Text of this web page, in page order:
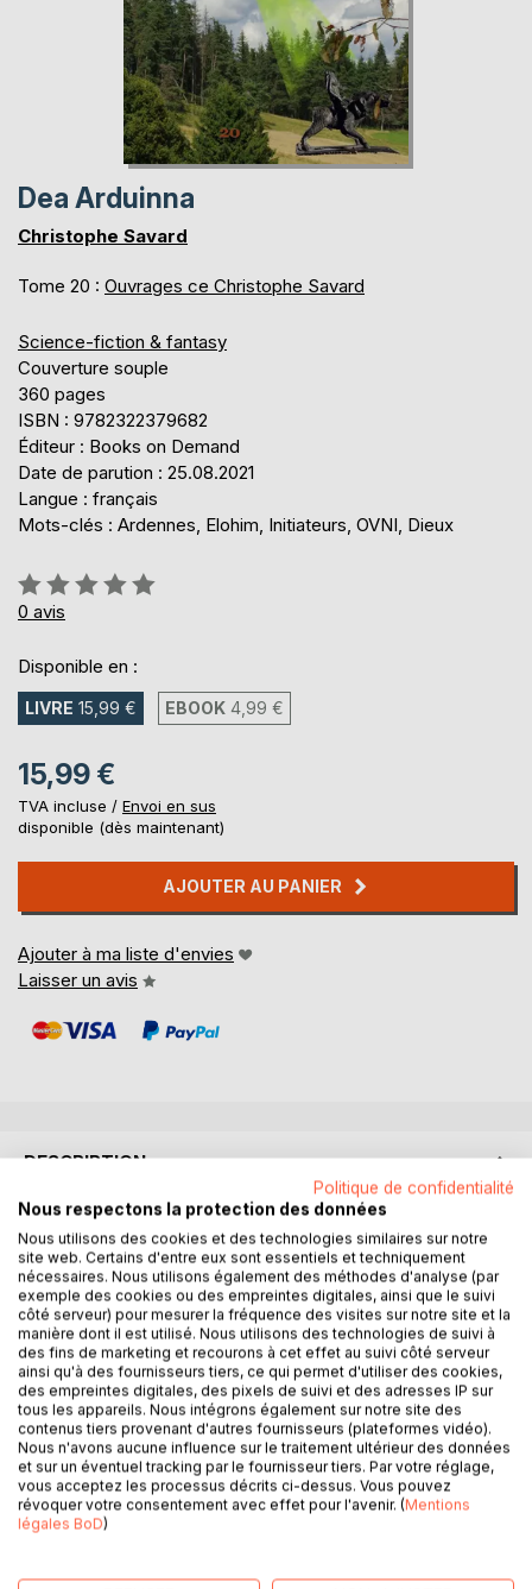
Dea Arduinna
Christophe Savard
Tome 20 : Ouvrages ce Christophe Savard
Science-fiction & fantasy
Couverture souple
360 pages
ISBN : 9782322379682
Éditeur : Books on Demand
Date de parution : 25.08.2021
Langue : français
Mots-clés : Ardennes, Elohim, Initiateurs, OVNI, Dieux
Évaluation:
0%
0 avis
Disponible en :
LIVRE 15,99 € EBOOK 4,99 €
15,99 €
TVA incluse / Envoi en sus
disponible (dès maintenant)
AJOUTER AU PANIER
Ajouter à ma liste d'envies
Laisser un avis
DESCRIPTION
Au début de l'été 1984, peu de temps après sa rencontre
extravagante avec Herbert, Valérie est initiée par ce
dernier à l'ésotérisme. Il lui fait découvrir les traces
laissées dans l'Histoire de l'espèce humaine par les
Initiateurs, principalement en Ardennes. Précisément, un
ami de Herbert vient de déterrer un artefact qui prouverait
irréfutablement la présence des Dieux sur ce territoire en
des temps forts reculés. Mais les circonstances
s'enchaînent pour empêcher Herbert et Valérie de
examiner l'objet par eux-mêmes d'autant que l'étrange
objet aux reflets métalliques adopte un comportement
menaçant. De leur côté, Yves et Isabelle manquent de se
faire tuer par l'artefact avant qu'il ne s'échappe par ses
manquent de se faire enlever par un étrange individu qui
Politique de confidentialité
Nous respectons la protection des données
Nous utilisons des cookies et des technologies similaires sur notre
site web. Certains d'entre eux sont essentiels et techniquement
nécessaires. Nous utilisons également des méthodes d'analyse (par
exemple des cookies ou des empreintes digitales, ainsi que le suivi
côté serveur) pour mesurer la fréquence des visites sur notre site et la
manière dont il est utilisé. Nous utilisons des technologies de suivi à
des fins de marketing et recourons à cet effet au suivi côté serveur
ainsi qu'à des fournisseurs tiers, ce qui permet d'utiliser des cookies,
des empreintes digitales, des pixels de suivi et des adresses IP sur
tous les appareils. Nous intégrons également sur notre site des
contenus tiers provenant d'autres fournisseurs (plateformes vidéo).
Nous n'avons aucune influence sur le traitement ultérieur des données
et sur un éventuel tracking par le fournisseur tiers. Par votre réglage,
vous acceptez les processus décrits ci-dessus. Vous pouvez
révoquer votre consentement avec effet pour l'avenir. (Mentions
légales BoD)